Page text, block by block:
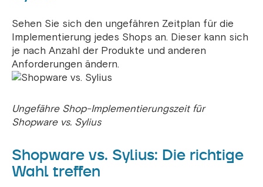
Sehen Sie sich den ungefähren Zeitplan für die
Implementierung jedes Shops an. Dieser kann sich
je nach Anzahl der Produkte und anderen
Anforderungen ändern.
Ungefähre Shop-Implementierungszeit für
Shopware vs. Sylius
Shopware vs. Sylius: Die richtige
Wahl treffen